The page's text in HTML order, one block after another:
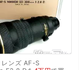
レンズ AF-S